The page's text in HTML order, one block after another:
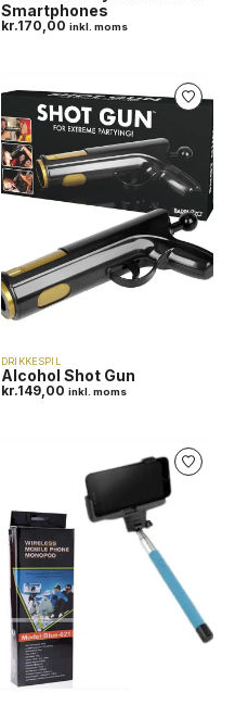
Smartphones
kr.170,00 inkl. moms
DRIKKESPIL
Alcohol Shot Gun
kr.149,00 inkl. moms